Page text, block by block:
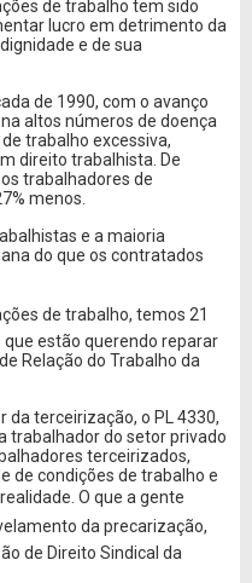
de trabalho tem sido
lucro em detrimento da
e de sua
de 1990, com o avanço
altos números de doença
trabalho excessiva,
direito trabalhista. De
trabalhadores de
menos.
e a maioria
do que os contratados
de trabalho, temos 21
estão querendo reparar
Relação do Trabalho da
terceirização, o PL 4330,
trabalhador do setor privado
terceirizados,
de condições de trabalho e
O que a gente
da precarização,
de Direito Sindical da